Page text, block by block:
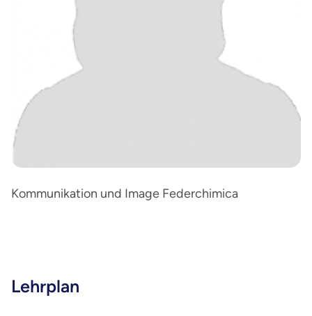
Kommunikation und Image Federchimica
Lehrplan